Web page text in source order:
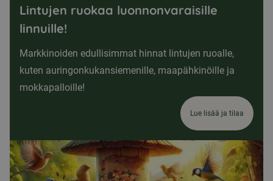
Lintujen ruokaa luonnonvaraisille
linnuille!
Markkinoiden edullisimmat hinnat lintujen ruoalle,
kuten auringonkukansiemenille, maapähkinöille ja
mokkapalloille!
Lue lisää ja tilaa